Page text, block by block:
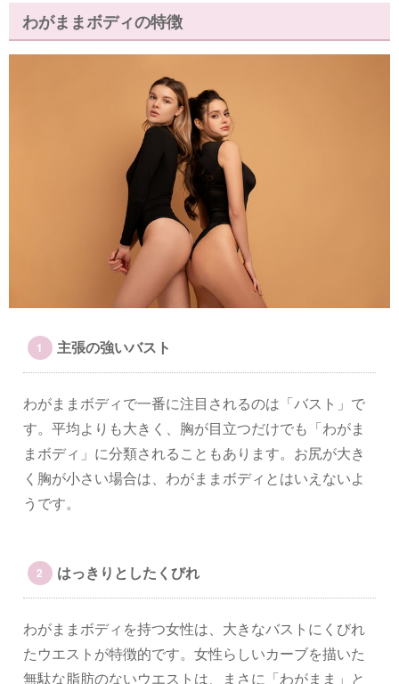
わがままボディの特徴
主張の強いバスト
わがままボディで一番に注目されるのは「バスト」で
す。平均よりも大きく、胸が目立つだけでも「わがま
まボディ」に分類されることもあります。お尻が大き
く胸が小さい場合は、わがままボディとはいえないよ
うです。
はっきりとしたくびれ
わがままボディを持つ女性は、大きなバストにくびれ
たウエストが特徴的です。女性らしいカーブを描いた
無駄な脂肪のないウエストは、まさに「わがまま」と